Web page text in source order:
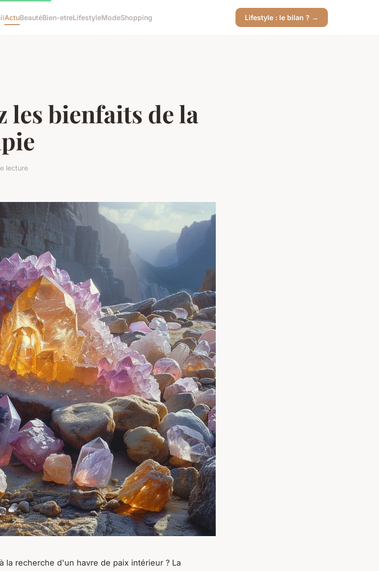
ActuBeautéBien-etreLifestyleModeShopping Lifestyle : le bilan ? →
les bienfaits de la
lecture
la recherche d'un havre de paix intérieur ? La